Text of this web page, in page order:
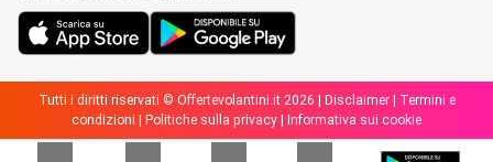
Tutti i diritti riservati © Offertevolantini.it 2026 | Disclaimer|
Termini e
condizioni
Politiche sulla privacy Informativa sui cookie